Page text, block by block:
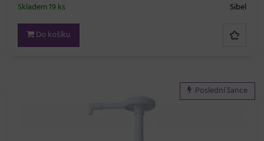
Sibel
Skladem 19 ks
Do košíku
Poslední šance